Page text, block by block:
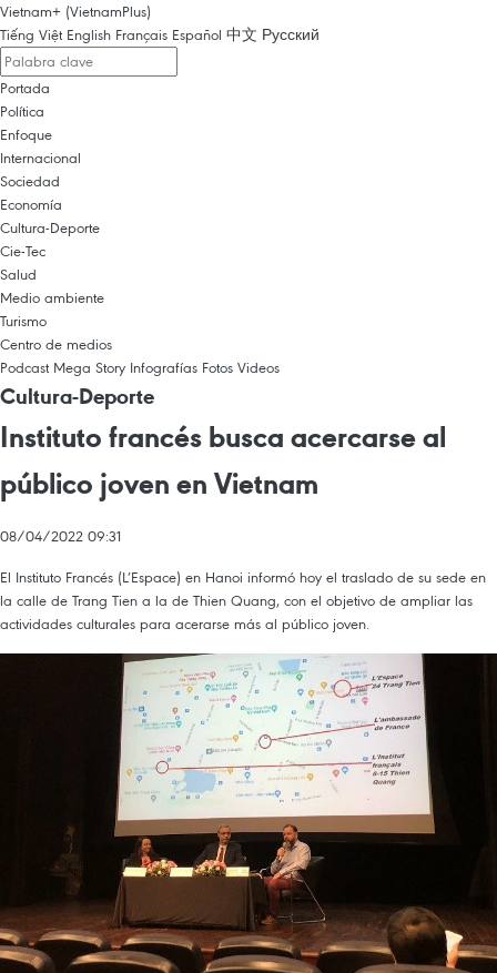
Vietnam+ (VietnamPlus)
Tiếng Việt English Français Español 中文 Русский
Portada
Política
Enfoque
Internacional
Sociedad
Economía
Cultura-Deporte
Cie-Tec
Salud
Medio ambiente
Turismo
Centro de medios
Podcast Mega Story Infografías Fotos Videos
Cultura-Deporte
Instituto francés busca acercarse al
público joven en Vietnam
08/04/2022 09:31
El Instituto Francés (L’Espace) en Hanoi informó hoy el traslado de su sede en
la calle de Trang Tien a la de Thien Quang, con el objetivo de ampliar las
actividades culturales para acerarse más al público joven.